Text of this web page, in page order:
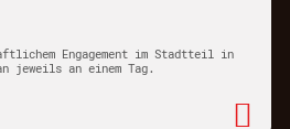
Engagement im Stadtteil in
jeweils an einem Tag.